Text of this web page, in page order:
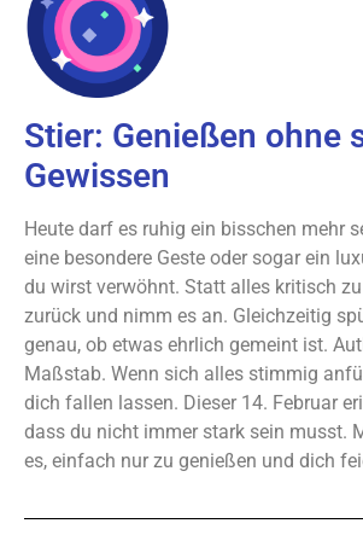
Stier: Genießen ohne
Gewissen
Heute darf es ruhig ein bisschen mehr
eine besondere Geste oder sogar ein
du wirst verwöhnt. Statt alles kritisch
zurück und nimm es an. Gleichzeitig
genau, ob etwas ehrlich gemeint ist.
Maßstab. Wenn sich alles stimmig
dich fallen lassen. Dieser 14. Februar
dass du nicht immer stark sein musst.
es, einfach nur zu genießen und dich